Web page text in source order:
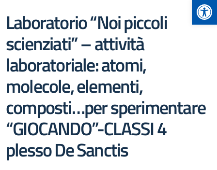
Laboratorio “Noi piccoli
scienziati” – attività
laboratoriale: atomi,
molecole, elementi,
composti…per sperimentare
“GIOCANDO”-CLASSI 4
plesso De Sanctis